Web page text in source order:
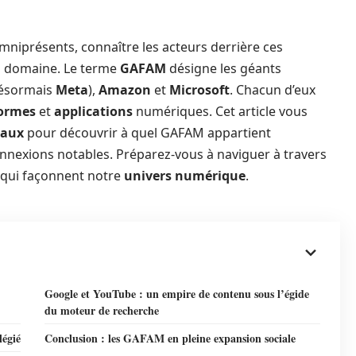
connaître les acteurs derrière ces
Le terme GAFAM désigne les géants
Meta), Amazon et Microsoft. Chacun d’eux
etapplications numériques. Cet article vous
pour découvrir à quel GAFAM appartient
notables. Préparez-vous à naviguer à travers
façonnent notre univers numérique.
Google et YouTube : un empire de contenu sous l’égide
du moteur de recherche
Conclusion : les GAFAM en pleine expansion sociale